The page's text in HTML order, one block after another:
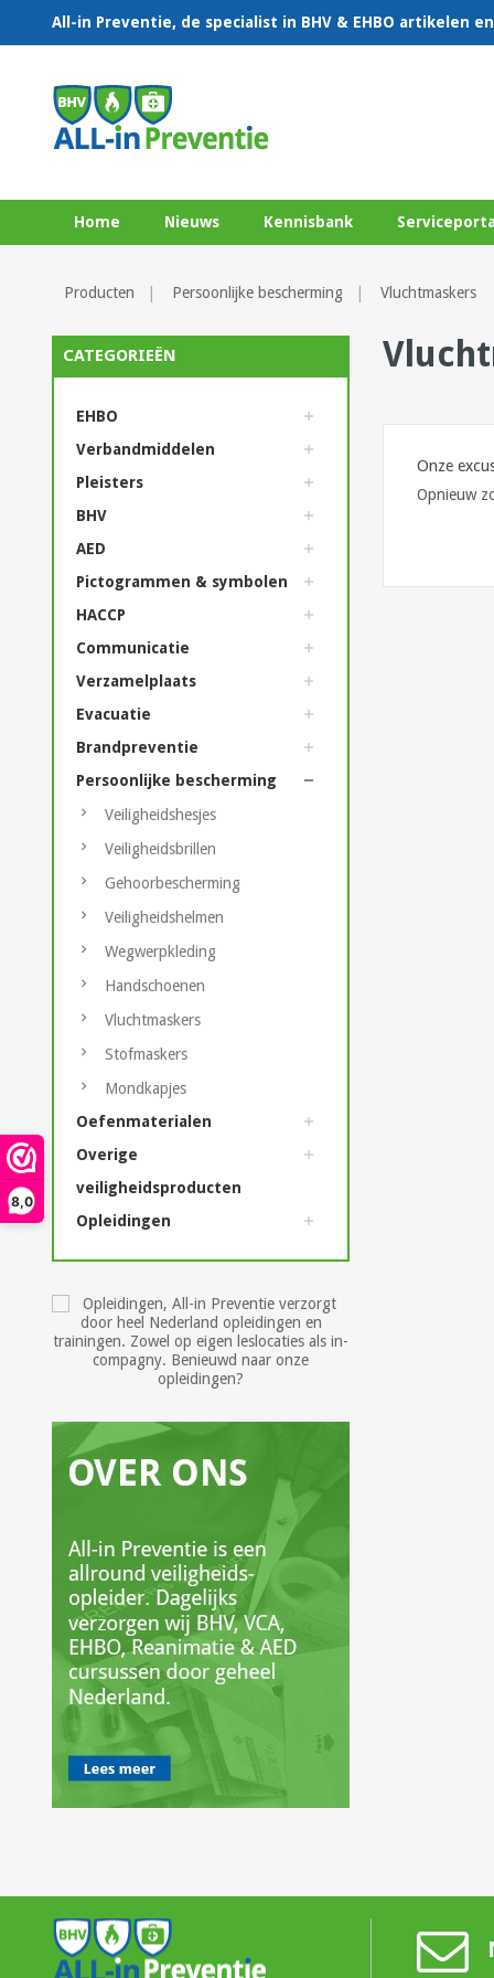
8,0
All-in Preventie, de specialist in BHV & EHBO artikelen
Home Nieuws Kennisbank
Producten Persoonlijke bescherming Vluchtmaskers
CATEGORIEËN
EHBO
Verbandmiddelen
Pleisters
BHV
AED
Pictogrammen & symbolen
HACCP
Communicatie
Verzamelplaats
Evacuatie
Brandpreventie
Persoonlijke bescherming
Veiligheidshesjes
Veiligheidsbrillen
Gehoorbescherming
Veiligheidshelmen
Wegwerpkleding
Handschoenen
Vluchtmaskers
Stofmaskers
Mondkapjes
Oefenmaterialen
Overige
veiligheidsproducten
Opleidingen
Onze
Opnieuw